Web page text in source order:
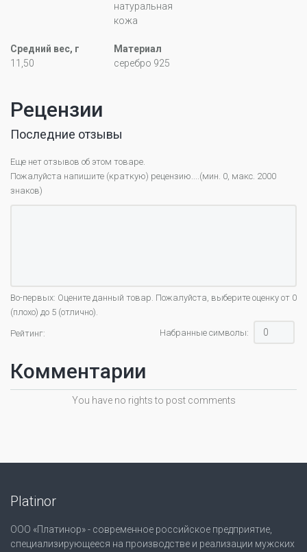
натуральная
кожа
Средний вес, г
11,50
Материал
серебро 925
Рецензии
Последние отзывы
Еще нет отзывов об этом товаре.
Пожалуйста напишите (краткую) рецензию....(мин. 0, макс. 2000
знаков)
Во-первых: Оцените данный товар. Пожалуйста, выберите оценку от 0
(плохо) до 5 (отлично).
Рейтинг: Набранные символы:
Комментарии
You have no rights to post comments
Platinor
ООО «Платинор» - современное российское предприятие,
специализирующееся на производстве и реализации мужских